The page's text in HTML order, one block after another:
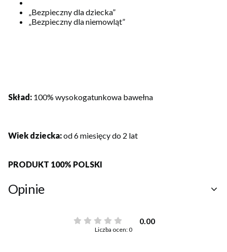
„Bezpieczny dla dziecka”
„Bezpieczny dla niemowląt”
Skład: 100% wysokogatunkowa bawełna
Wiek dziecka:od 6 miesięcy do 2 lat
PRODUKT 100% POLSKI
Opinie
0.00
Liczba ocen: 0